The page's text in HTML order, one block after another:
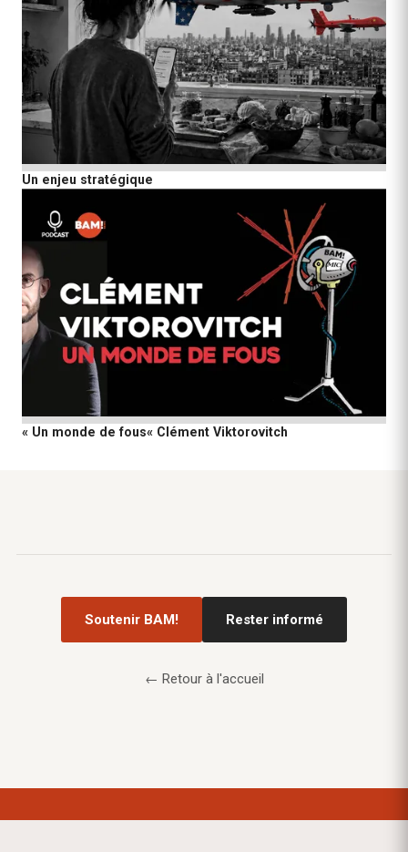
Un enjeu stratégique
« Un monde de fous« Clément Viktorovitch
Soutenir BAM! Rester informé
← Retour à l'accueil